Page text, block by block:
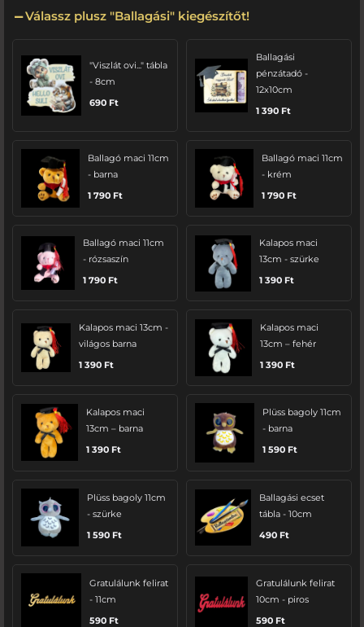
Válassz plusz "Ballagási" kiegészítőt!
"Viszlát ovi..." tábla
- 8cm
690 Ft
Ballagási
pénzátadó -
12x10cm
1 390 Ft
Ballagó maci 11cm
- barna
1 790 Ft
Ballagó maci 11cm
- krém
1 790 Ft
Ballagó maci 11cm
- rózsaszín
1 790 Ft
Kalapos maci
13cm - szürke
1 390 Ft
Kalapos maci 13cm -
világos barna
1 390 Ft
Kalapos maci
13cm – fehér
1 390 Ft
Kalapos maci
13cm – barna
1 390 Ft
Plüss bagoly 11cm
- barna
1 590 Ft
Plüss bagoly 11cm
- szürke
1 590 Ft
Ballagási ecset
tábla - 10cm
490 Ft
Gratulálunk felirat
- 11cm
590 Ft
Gratulálunk felirat
10cm - piros
590 Ft